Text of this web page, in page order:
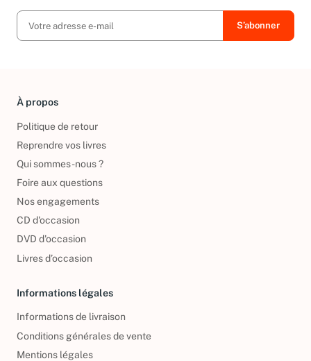
À propos
Politique de retour
Reprendre vos livres
Qui sommes-nous ?
Foire aux questions
Nos engagements
CD d'occasion
DVD d'occasion
Livres d’occasion
Informations légales
Informations de livraison
Conditions générales de vente
Mentions légales